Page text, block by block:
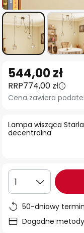
na
początek
galerii
Lampa wisząca
decentralna
544,00 zł
RRP774,00 zł
Cena zawiera
1
50-dniowy
Dogodne